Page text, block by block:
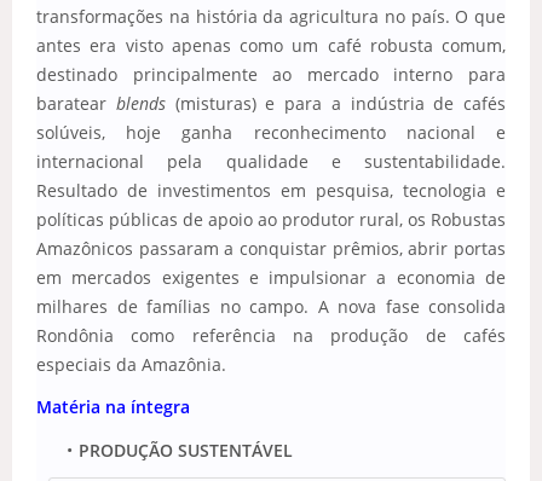
transformações na história da agricultura no país. O que
antes era visto apenas como um café robusta comum,
destinado principalmente ao mercado interno para
baratear blends(misturas) e para a indústria de cafés
solúveis, hoje ganha reconhecimento nacional e
internacional pela qualidade e sustentabilidade.
Resultado de investimentos em pesquisa, tecnologia e
políticas públicas de apoio ao produtor rural, os Robustas
Amazônicos passaram a conquistar prêmios, abrir portas
em mercados exigentes e impulsionar a economia de
milhares de famílias no campo. A nova fase consolida
Rondônia como referência na produção de cafés
especiais da Amazônia.
Matéria na íntegra
PRODUÇÃO SUSTENTÁVEL